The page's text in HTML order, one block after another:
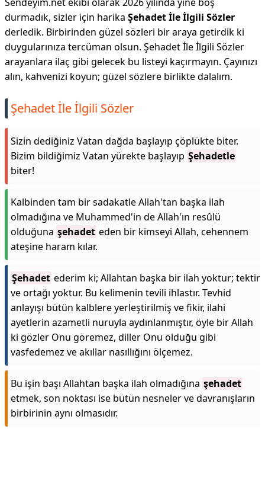
durmadık, sizler için harika Şehadet İle İlgili Sözler
derledik. Birbirinden güzel sözleri bir araya getirdik ki
duygularınıza tercüman olsun. Şehadet İle İlgili Sözler
arayanlara ilaç gibi gelecek bu listeyi kaçırmayın. Çayınızı
alın, kahvenizi koyun; güzel sözlere birlikte dalalım.
Şehadet İle İlgili Sözler
Sizin dediğiniz Vatan dağda başlayıp çöplükte biter.
Bizim bildiğimiz Vatan yürekte başlayıp Şehadetle
biter!
Kalbinden tam bir sadakatle Allah'tan başka ilah
olmadığına ve Muhammed'in de Allah'ın resûlü
olduğuna şehadet eden bir kimseyi Allah, cehennem
ateşine haram kılar.
Şehadet ederim ki; Allahtan başka bir ilah yoktur; tektir
ve ortağı yoktur. Bu kelimenin tevili ihlastır. Tevhid
anlayışı bütün kalblere yerleştirilmiş ve fikir, ilahi
ayetlerin azametli nuruyla aydınlanmıştır, öyle bir Allah
ki gözler Onu göremez, diller Onu olduğu gibi
vasfedemez ve akıllar nasıllığını ölçemez.
Bu işin başı Allahtan başka ilah olmadığına şehadet
etmek, son noktası ise bütün nesneler ve davranışların
birbirinin aynı olmasıdır.